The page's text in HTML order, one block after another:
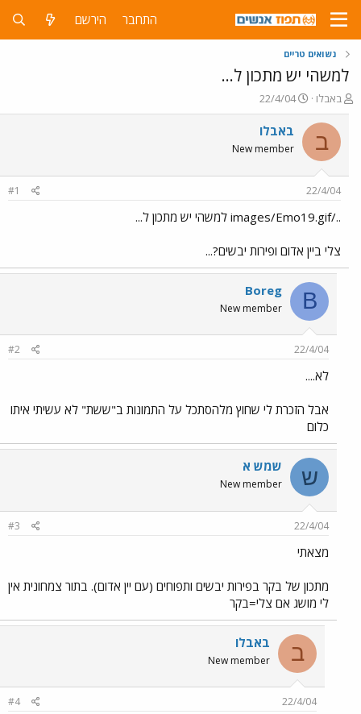
התחבר הירשם
נשואים טריים
למשהי יש מתכון ל...
פ
ו
ת
ח
ה
ש
באבלו
פ
ו
ר
ם
ר
22/4/04
ב באבלו
New member
22/4/04
#1
../images/Emo19.gif למשהי יש מתכון ל...
צלי ביין אדום ופירות יבשים?...
B
Boreg
New member
22/4/04
#2
לא....
אבל הזכרת לי שחוץ מלהסתכל על התמונות ב"ששת" לא עשיתי איתו
כלום
ש שמש א
New member
22/4/04
#3
מצאתי
מתכון של בקר בפירות יבשים ותפוחים (עם יין אדום). בתור צמחונית אין
לי מושג אם צלי=בקר
ב באבלו
New member
22/4/04
#4